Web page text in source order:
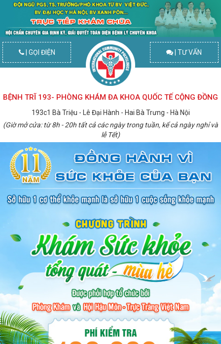
| GỌI ĐIỆN | TƯ VẤN
BỆNH TRĨ 193- PHÒNG KHÁM ĐA KHOA QUỐC TẾ CỘNG ĐỒNG
193c1 Bà Triệu - Lê Đại Hành - Hai Bà Trưng - Hà Nội
(Giờ mở cửa: từ 8h - 20h tất cả các ngày trong tuần, kể cả ngày nghỉ và
lễ Tết)